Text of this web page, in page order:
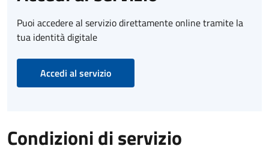
Puoi accedere al servizio direttamente online tramite la
tua identità digitale
Accedi al servizio
Condizioni di servizio